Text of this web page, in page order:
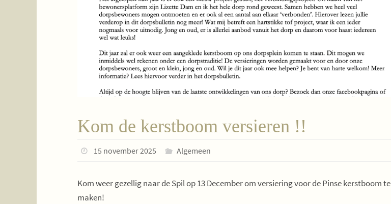
Kom de kerstboom versieren !!
15 november 2025 Algemeen
Kom weer gezellig naar de Spil op 13 December om versiering voor de Pinse kerstboom te
maken!